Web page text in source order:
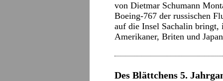
von Dietmar Schumann
Boeing-767 der russischen
auf die Insel Sachalin bringt,
Amerikaner, Briten und
Des Blättchens 5.